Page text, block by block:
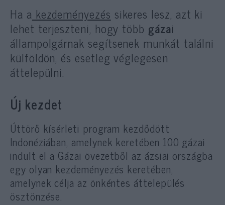
Ha a kezdeményezés sikeres lesz, azt ki
lehet terjeszteni, hogy több gázai
állampolgárnak segítsenek munkát találni
külföldön, és esetleg véglegesen
áttelepülni.
Új kezdet
Úttörő kísérleti program kezdődött
Indonéziában, amelynek keretében 100 gázai
indult el a Gázai övezetből az ázsiai országba
egy olyan kezdeményezés keretében,
amelynek célja az önkéntes áttelepülés
ösztönzése.